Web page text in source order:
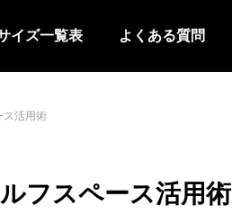
イズ一覧表 よくある質問
ス活用術
フスペース活用術